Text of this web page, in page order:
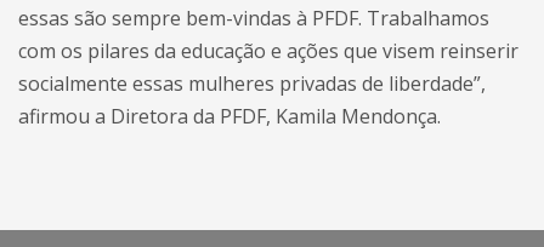
essas são sempre bem-vindas à PFDF. Trabalhamos
com os pilares da educação e ações que visem reinserir
socialmente essas mulheres privadas de liberdade”,
afirmou a Diretora da PFDF, Kamila Mendonça.